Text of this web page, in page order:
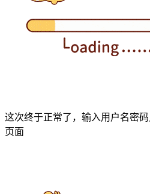
这次终于正常了，输入用户名密
页面